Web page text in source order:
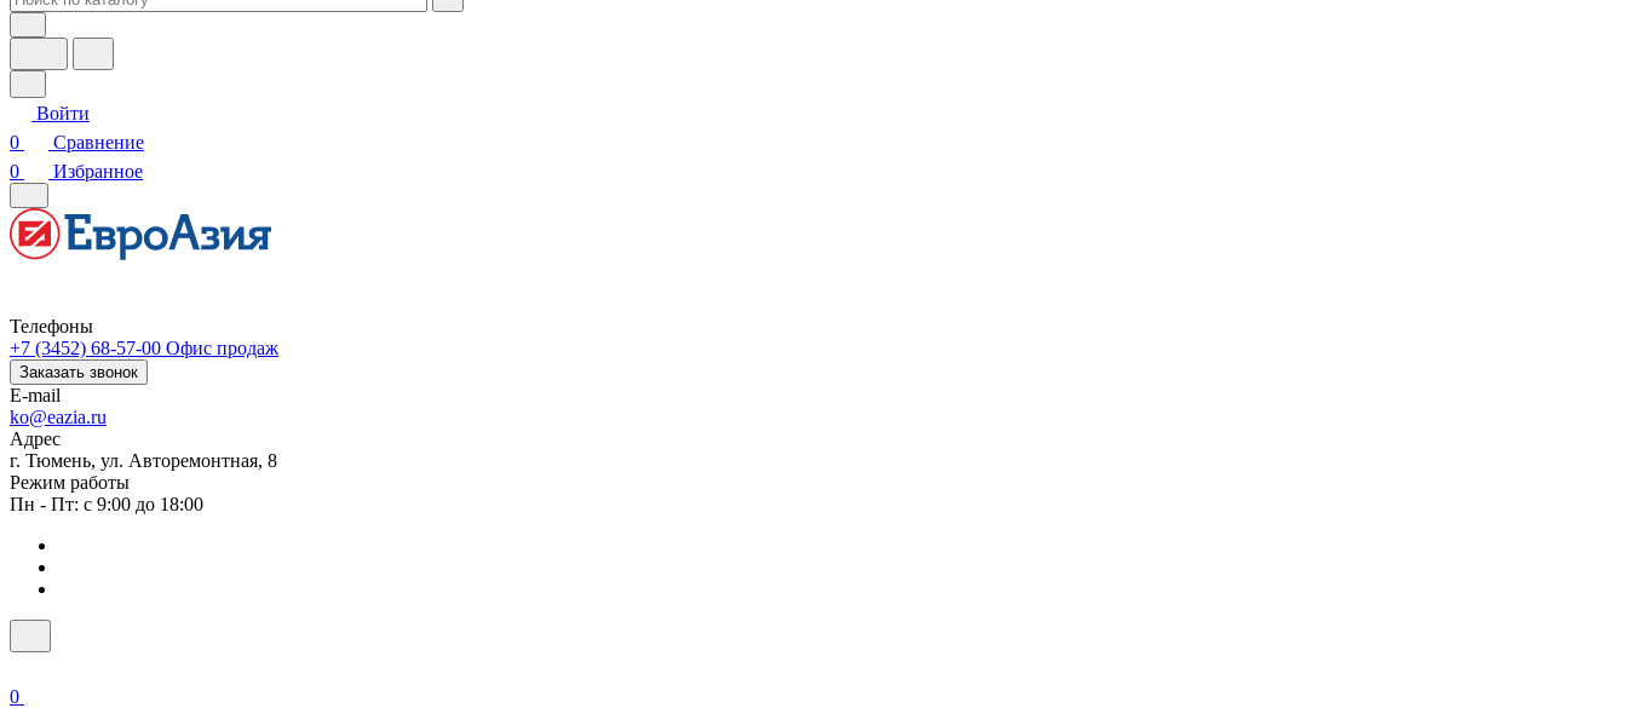
Войти
0
Сравнение
0
Избранное
Телефоны
+7 (3452) 68-57-00 Офис продаж
Заказать звонок
E-mail
ko@eazia.ru
Адрес
г. Тюмень, ул. Авторемонтная, 8
Режим работы
Пн - Пт: с 9:00 до 18:00
0